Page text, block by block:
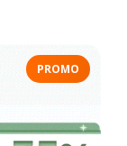
PROMO